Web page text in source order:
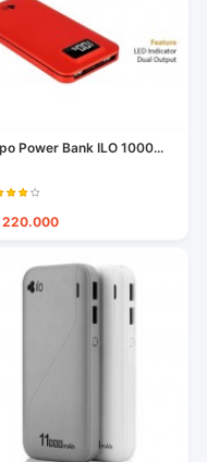
Power Bank ILO 1000...
220.000